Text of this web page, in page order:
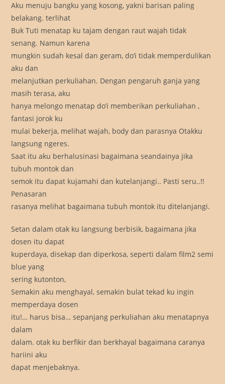
Aku menuju bangku yang kosong, yakni barisan paling
belakang. terlihat
Buk Tuti menatap ku tajam dengan raut wajah tidak
senang. Namun karena
mungkin sudah kesal dan geram, do’i tidak memperdulikan
aku dan
melanjutkan perkuliahan. Dengan pengaruh ganja yang
masih terasa, aku
hanya melongo menatap do’i memberikan perkuliahan ,
fantasi jorok ku
mulai bekerja, melihat wajah, body dan parasnya Otakku
langsung ngeres.
Saat itu aku berhalusinasi bagaimana seandainya jika
tubuh montok dan
semok itu dapat kujamahi dan kutelanjangi.. Pasti seru..!!
Penasaran
rasanya melihat bagaimana tubuh montok itu ditelanjangi.
Setan dalam otak ku langsung berbisik, bagaimana jika
dosen itu dapat
kuperdaya, disekap dan diperkosa, seperti dalam film2 semi
blue yang
sering kutonton,
Semakin aku menghayal, semakin bulat tekad ku ingin
memperdaya dosen
itu!… harus bisa… sepanjang perkuliahan aku menatapnya
dalam
dalam. otak ku berfikir dan berkhayal bagaimana caranya
hariini aku
dapat menjebaknya.